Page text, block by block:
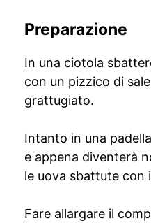
Preparazione
In una ciotola
con un pizzico di
grattugiato.
Intanto in una
e appena diventerà
le uova sbattute con
Fare allargare il